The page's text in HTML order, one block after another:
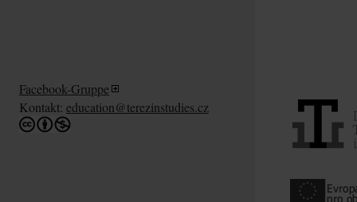
Facebook-Gruppe
Kontakt: education@terezinstudies.cz